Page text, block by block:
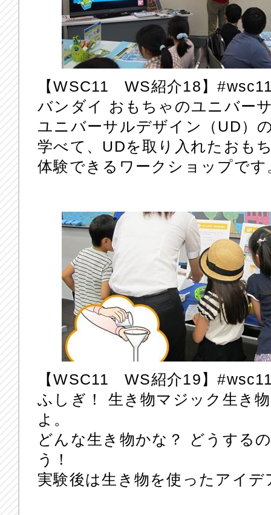
【WSC11 WS紹介18】‪
バンダイ おもちゃのユニバー
ユニバーサルデザイン（UD）
学べて、UDを取り入れたおも
体験できるワークショップです
【WSC11 WS紹介19】‪
ふしぎ！ 生き物マジック生き
よ。
どんな生き物かな？ どうする
う！
実験後は生き物を使ったアイ